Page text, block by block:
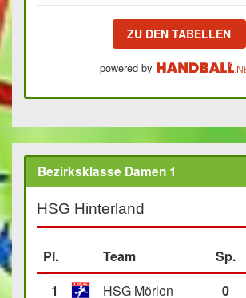
ZU DEN TABELLEN
powered by
Bezirksklasse Damen 1
HSG Hinterland
Pl. Team Sp.
1
HSG Mörlen 0